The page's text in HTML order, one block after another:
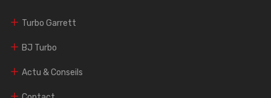
Turbo Garrett
BJ Turbo
Actu & Conseils